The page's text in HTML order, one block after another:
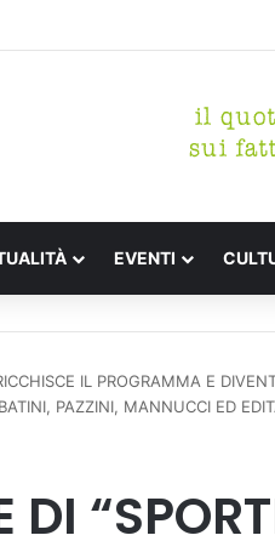
de l’Unità Certaldo
EVENTI
IL PROGRAMMA E
PAZZINI, MANNUCCI ED
DI